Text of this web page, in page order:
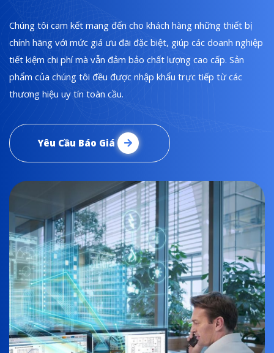
Chúng tôi cam kết mang đến cho khách hàng những thiết bị
chính hãng với mức giá ưu đãi đặc biệt, giúp các doanh nghiệp
tiết kiệm chi phí mà vẫn đảm bảo chất lượng cao cấp. Sản
phẩm của chúng tôi đều được nhập khẩu trực tiếp từ các
thương hiệu uy tín toàn cầu.
Yêu Cầu Báo Giá